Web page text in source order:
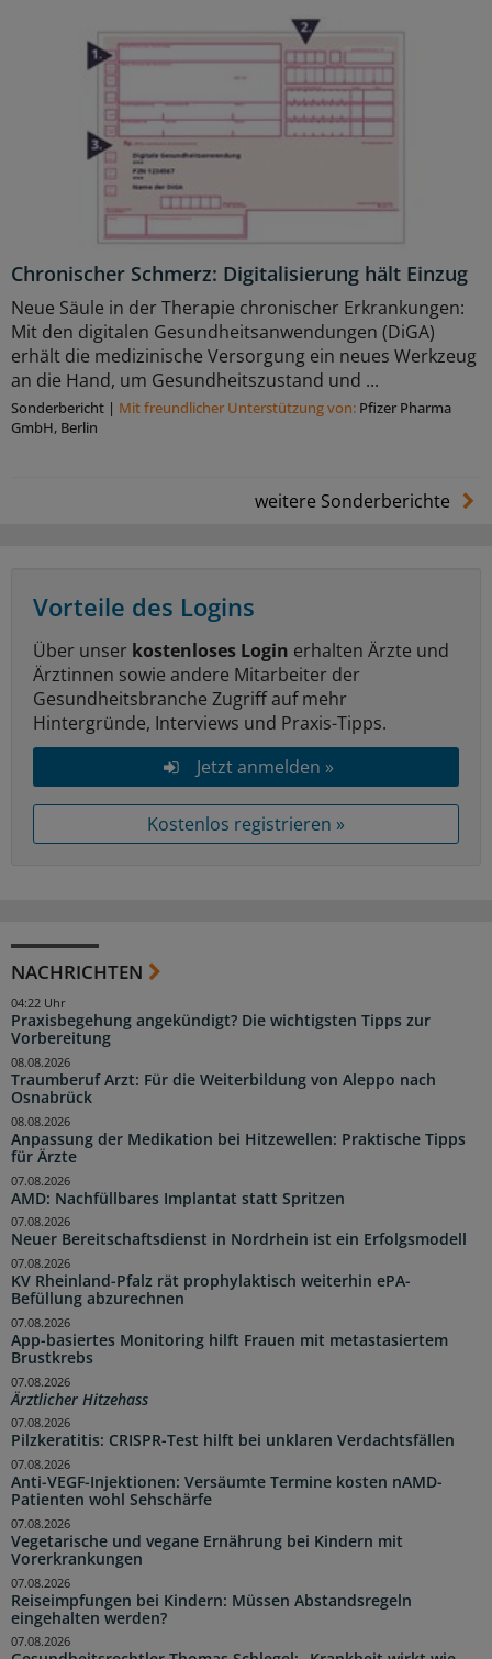
Chronischer Schmerz: Digitalisierung hält Einzug
Neue Säule in der Therapie chronischer Erkrankungen:
Mit den digitalen Gesundheitsanwendungen (DiGA)
erhält die medizinische Versorgung ein neues Werkzeug
an die Hand, um Gesundheitszustand und ...
Sonderbericht | Mit freundlicher Unterstützung von: Pfizer Pharma
GmbH, Berlin
weitere Sonderberichte
Vorteile des Logins
Über unser kostenloses Login erhalten Ärzte und
Ärztinnen sowie andere Mitarbeiter der
Gesundheitsbranche Zugriff auf mehr
Hintergründe, Interviews und Praxis-Tipps.
Jetzt anmelden »
Kostenlos registrieren »
NACHRICHTEN
Praxisbegehung angekündigt? Die wichtigsten Tipps zur
Vorbereitung
04:22 Uhr
Traumberuf Arzt: Für die Weiterbildung von Aleppo nach
Osnabrück
08.08.2026
Anpassung der Medikation bei Hitzewellen: Praktische Tipps
für Ärzte
08.08.2026
AMD: Nachfüllbares Implantat statt Spritzen
07.08.2026
Neuer Bereitschaftsdienst in Nordrhein ist ein Erfolgsmodell
07.08.2026
KV Rheinland-Pfalz rät prophylaktisch weiterhin ePA-
Befüllung abzurechnen
07.08.2026
App-basiertes Monitoring hilft Frauen mit metastasiertem
Brustkrebs
07.08.2026
Ärztlicher Hitzehass
07.08.2026
Pilzkeratitis: CRISPR-Test hilft bei unklaren Verdachtsfällen
07.08.2026
Anti-VEGF-Injektionen: Versäumte Termine kosten nAMD-
Patienten wohl Sehschärfe
07.08.2026
Vegetarische und vegane Ernährung bei Kindern mit
Vorerkrankungen
07.08.2026
Reiseimpfungen bei Kindern: Müssen Abstandsregeln
eingehalten werden?
07.08.2026
07.08.2026